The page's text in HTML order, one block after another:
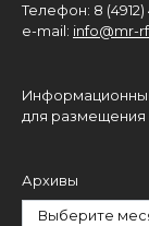
Телефон: 8
e-mail: info@mr-
для размещения
Архивы